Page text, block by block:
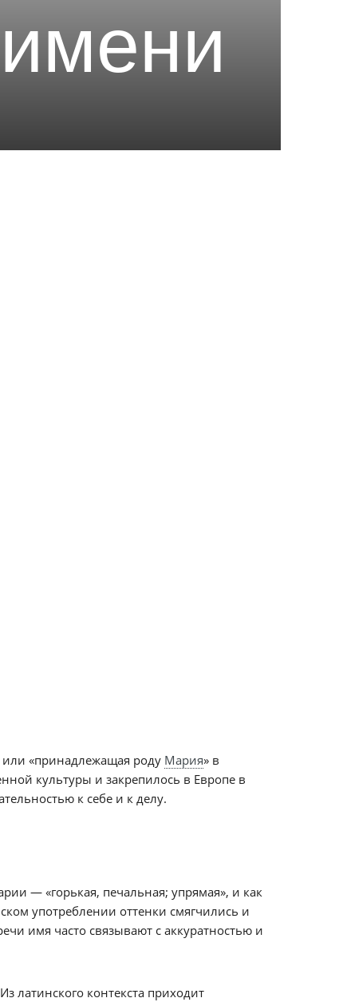
«принадлежащая роду Мария» в
культуры и закрепилось в Европе в
к себе и к делу.
— «горькая, печальная; упрямая», и как
употреблении оттенки смягчились и
имя часто связывают с аккуратностью и
латинского контекста приходит